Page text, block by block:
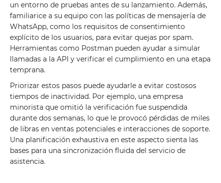
un entorno de pruebas antes de su lanzamiento. Además,
familiarice a su equipo con las políticas de mensajería de
WhatsApp, como los requisitos de consentimiento
explícito de los usuarios, para evitar quejas por spam.
Herramientas como Postman pueden ayudar a simular
llamadas a la API y verificar el cumplimiento en una etapa
temprana.
Priorizar estos pasos puede ayudarle a evitar costosos
tiempos de inactividad. Por ejemplo, una empresa
minorista que omitió la verificación fue suspendida
durante dos semanas, lo que le provocó pérdidas de miles
de libras en ventas potenciales e interacciones de soporte.
Una planificación exhaustiva en este aspecto sienta las
bases para una sincronización fluida del servicio de
asistencia.